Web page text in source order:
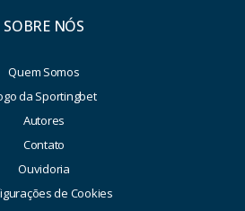
SOBRE NÓS
Quem Somos
da Sportingbet
Autores
Contato
Ouvidoria
de Cookies